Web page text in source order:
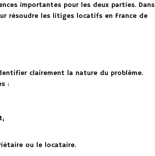
importantes pour les deux parties. Dans
résoudre les litiges locatifs en France de
clairement la nature du problème.
:
ou le locataire.